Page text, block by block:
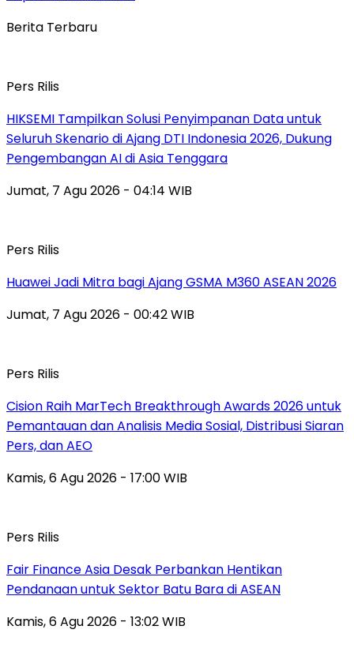
Berita Terbaru
Pers Rilis
HIKSEMI Tampilkan Solusi Penyimpanan Data untuk
Seluruh Skenario di Ajang DTI Indonesia 2026, Dukung
Pengembangan AI di Asia Tenggara
Jumat, 7 Agu 2026 - 04:14 WIB
Pers Rilis
Huawei Jadi Mitra bagi Ajang GSMA M360 ASEAN 2026
Jumat, 7 Agu 2026 - 00:42 WIB
Pers Rilis
Cision Raih MarTech Breakthrough Awards 2026 untuk
Pemantauan dan Analisis Media Sosial, Distribusi Siaran
Pers, dan AEO
Kamis, 6 Agu 2026 - 17:00 WIB
Pers Rilis
Fair Finance Asia Desak Perbankan Hentikan
Pendanaan untuk Sektor Batu Bara di ASEAN
Kamis, 6 Agu 2026 - 13:02 WIB